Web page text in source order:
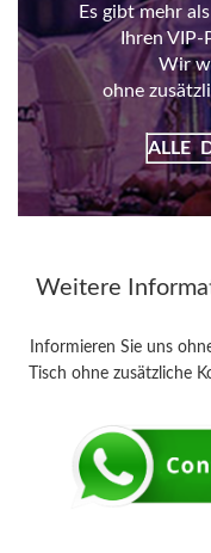
Es gibt mehr
Ihren VIP-
Wir
ohne
ALLE
Weitere
Informieren Sie uns
Tisch ohne zusätzliche